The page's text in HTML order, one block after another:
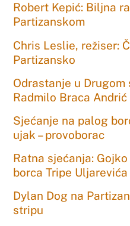
Robert Kepić: Biljna
Partizanskom
Chris Leslie, režiser:
Partizansko
Odrastanje u
Radmilo Braca Andrić
Sjećanje na palog
ujak – provoborac
Ratna sjećanja:
borca Tripe Uljarevića
Dylan Dog na
stripu